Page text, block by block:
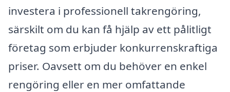
investera i professionell takrengöring,
särskilt om du kan få hjälp av ett pålitligt
företag som erbjuder konkurrenskraftiga
priser. Oavsett om du behöver en enkel
rengöring eller en mer omfattande